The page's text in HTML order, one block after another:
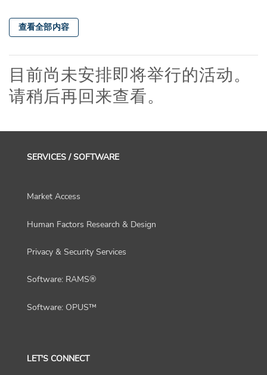
查看全部内容
目前尚未安排即将举行的活动。
请稍后再回来查看。
SERVICES / SOFTWARE
Market Access
Human Factors Research & Design
Privacy & Security Services
Software: RAMS®
Software: OPUS™
LET'S CONNECT